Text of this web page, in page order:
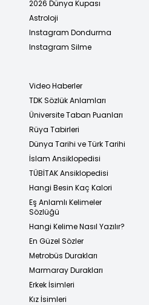
2026 Dünya Kupası
Astroloji
Instagram Dondurma
Instagram Silme
Video Haberler
TDK Sözlük Anlamları
Üniversite Taban Puanları
Rüya Tabirleri
Dünya Tarihi ve Türk Tarihi
İslam Ansiklopedisi
TÜBİTAK Ansiklopedisi
Hangi Besin Kaç Kalori
Eş Anlamlı Kelimeler
Sözlüğü
Hangi Kelime Nasıl Yazılır?
En Güzel Sözler
Metrobüs Durakları
Marmaray Durakları
Erkek İsimleri
Kız İsimleri